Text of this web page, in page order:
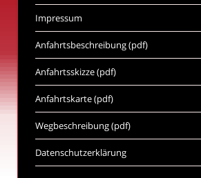
Impressum
Anfahrtsbeschreibung (pdf)
Anfahrtsskizze (pdf)
Anfahrtskarte (pdf)
Wegbeschreibung (pdf)
Datenschutzerklärung